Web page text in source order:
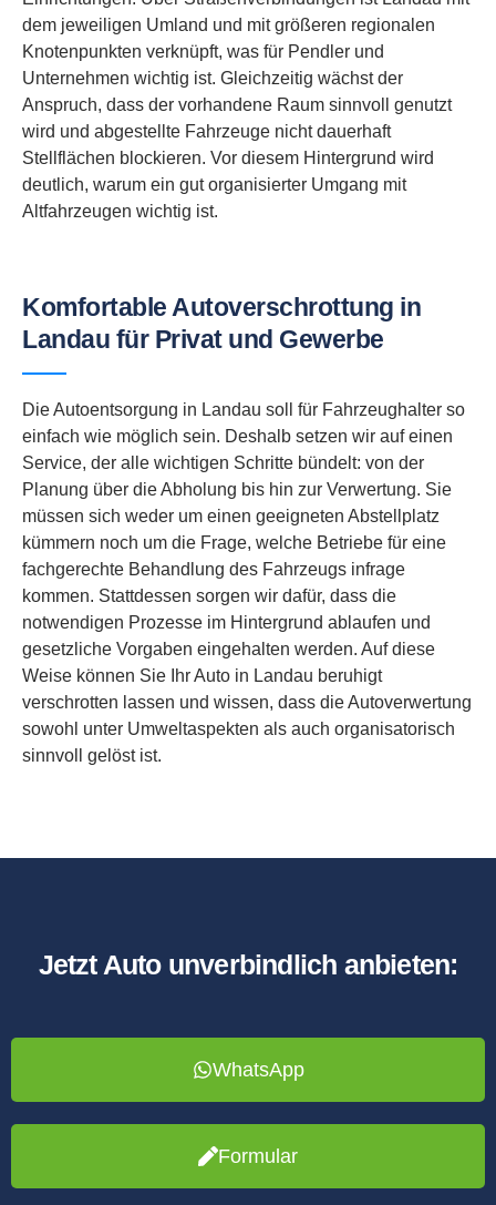
dem jeweiligen Umland und mit größeren regionalen
Knotenpunkten verknüpft, was für Pendler und
Unternehmen wichtig ist. Gleichzeitig wächst der
Anspruch, dass der vorhandene Raum sinnvoll genutzt
wird und abgestellte Fahrzeuge nicht dauerhaft
Stellflächen blockieren. Vor diesem Hintergrund wird
deutlich, warum ein gut organisierter Umgang mit
Altfahrzeugen wichtig ist.
Komfortable Autoverschrottung in
Landau für Privat und Gewerbe
Die Autoentsorgung in Landau soll für Fahrzeughalter so
einfach wie möglich sein. Deshalb setzen wir auf einen
Service, der alle wichtigen Schritte bündelt: von der
Planung über die Abholung bis hin zur Verwertung. Sie
müssen sich weder um einen geeigneten Abstellplatz
kümmern noch um die Frage, welche Betriebe für eine
fachgerechte Behandlung des Fahrzeugs infrage
kommen. Stattdessen sorgen wir dafür, dass die
notwendigen Prozesse im Hintergrund ablaufen und
gesetzliche Vorgaben eingehalten werden. Auf diese
Weise können Sie Ihr Auto in Landau beruhigt
verschrotten lassen und wissen, dass die Autoverwertung
sowohl unter Umweltaspekten als auch organisatorisch
sinnvoll gelöst ist.
Jetzt Auto unverbindlich anbieten:
WhatsApp
Formular